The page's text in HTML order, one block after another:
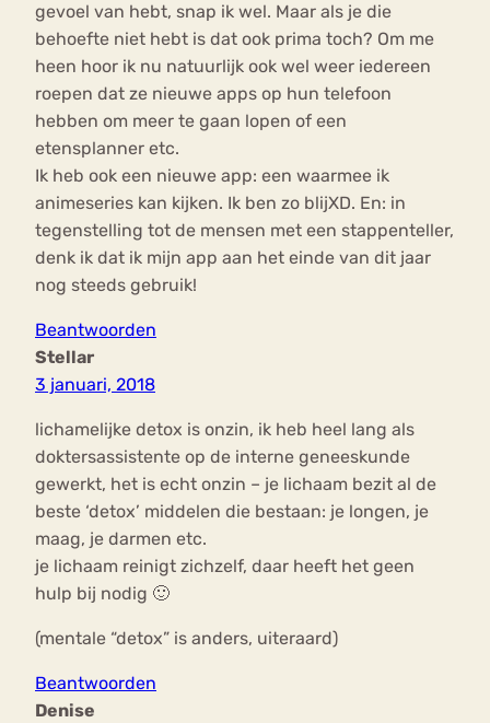
gevoel van hebt, snap ik wel. Maar als je die
behoefte niet hebt is dat ook prima toch? Om me
heen hoor ik nu natuurlijk ook wel weer iedereen
roepen dat ze nieuwe apps op hun telefoon
hebben om meer te gaan lopen of een
etensplanner etc.
Ik heb ook een nieuwe app: een waarmee ik
animeseries kan kijken. Ik ben zo blijXD. En: in
tegenstelling tot de mensen met een stappenteller,
denk ik dat ik mijn app aan het einde van dit jaar
nog steeds gebruik!
Beantwoorden
Stellar
3 januari, 2018
lichamelijke detox is onzin, ik heb heel lang als
doktersassistente op de interne geneeskunde
gewerkt, het is echt onzin – je lichaam bezit al de
beste ‘detox’ middelen die bestaan: je longen, je
maag, je darmen etc.
je lichaam reinigt zichzelf, daar heeft het geen
hulp bij nodig 🙂
(mentale “detox” is anders, uiteraard)
Beantwoorden
Denise